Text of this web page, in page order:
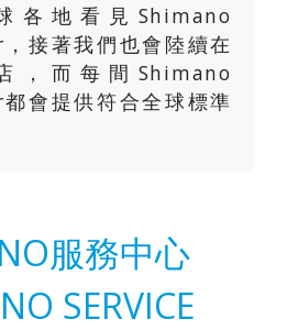
各地看見Shimano
接著我們也會陸續在
，而每間Shimano
會提供符合全球標準
服務中心
SERVICE